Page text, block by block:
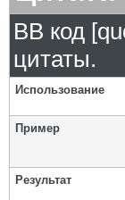
BB код
цитаты.
Использование
Пример
Результат